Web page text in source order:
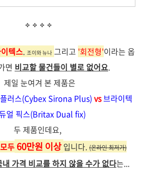
텍스. 조이와 뉴나 그리고 '회전형'이라는 옵
면 비교할 물건들이 별로 없어요.
제일 눈여겨 본 제품은
러스(Cybex Sirona Plus) vs브라이텍
얼 픽스(Britax Dual fix)
두 제품인데요,
두 60만원 이상입니다. (온라인 최저가)
내 가격 비교를 하지 않을 수가 없다는...